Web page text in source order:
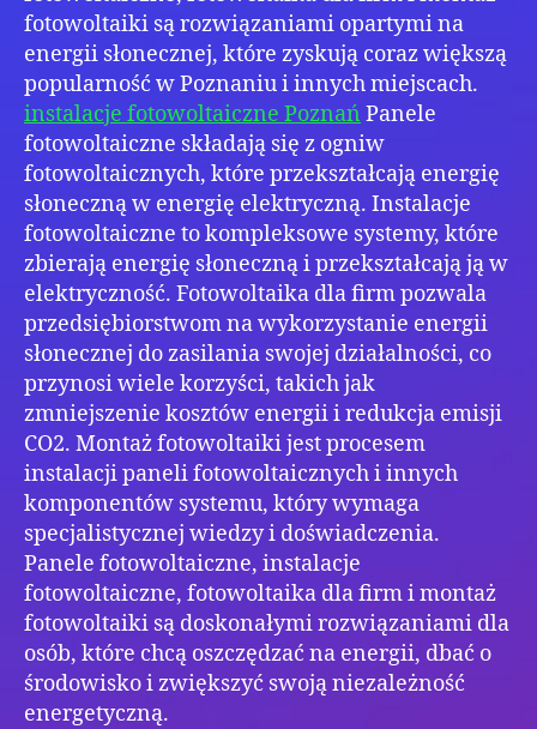
fotowoltaiki są rozwiązaniami opartymi na
energii słonecznej, które zyskują coraz większą
popularność w Poznaniu i innych miejscach.
instalacje fotowoltaiczne Poznań Panele
fotowoltaiczne składają się z ogniw
fotowoltaicznych, które przekształcają energię
słoneczną w energię elektryczną. Instalacje
fotowoltaiczne to kompleksowe systemy, które
zbierają energię słoneczną i przekształcają ją w
elektryczność. Fotowoltaika dla firm pozwala
przedsiębiorstwom na wykorzystanie energii
słonecznej do zasilania swojej działalności, co
przynosi wiele korzyści, takich jak
zmniejszenie kosztów energii i redukcja emisji
CO2. Montaż fotowoltaiki jest procesem
instalacji paneli fotowoltaicznych i innych
komponentów systemu, który wymaga
specjalistycznej wiedzy i doświadczenia.
Panele fotowoltaiczne, instalacje
fotowoltaiczne, fotowoltaika dla firm i montaż
fotowoltaiki są doskonałymi rozwiązaniami dla
osób, które chcą oszczędzać na energii, dbać o
środowisko i zwiększyć swoją niezależność
energetyczną.